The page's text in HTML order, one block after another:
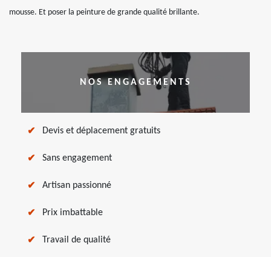
mousse. Et poser la peinture de grande qualité brillante.
NOS ENGAGEMENTS
Devis et déplacement gratuits
Sans engagement
Artisan passionné
Prix imbattable
Travail de qualité